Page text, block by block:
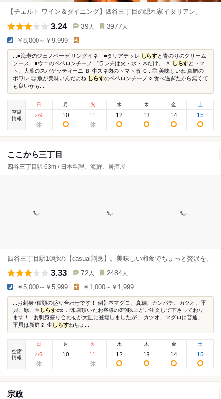
【チェルト ワイン＆ダイニング】四谷三丁目の隠れ家イタリアン。
3.24 39 人 3977 人
￥8,000～￥9,999 -
...■海老のジェノベーゼ リングイネ ■タリアテッレ しらすと青のりのクリーム
ソース ■ウニのペペロンチーノ...”ランチは火・水・木だけ。 Ａ
しらすとトマ
ト、大葉のスパゲッティーニ Ｂ 牛スネ肉のトマト煮 Ｃ...◎ 美味しいね 真鯛の
ポワレ ◎ 魚が美味いんだよね しらすのペペロンチーノ ○ 食べ過ぎたから無くて
も良いかも...
空席
情報
日
8/9
月
10
火
11
水
12
木
13
金
14
土
15
ここから三丁目
四谷三丁目駅 63m / 日本料理、海鮮、居酒屋
四谷三丁目駅10秒の【casual割烹】。美味しい和食でちょっと贅沢を。
3.33 72 人 2484 人
￥5,000～￥5,999 ￥1,000～￥1,999
...お刺身7種類の盛り合わせです！ 例】本マグロ、真鯛、カンパチ、カツオ、平
貝、鯵、生 しらすetc ご来店頂いたお客様の8割以上がご注文して下さっており
ます！...お刺身盛り合わせが大皿に登場しましたが、 カツオ、マグロは普通、
平貝は新鮮☺️ 生 しらすねちょ...
空席
情報
日
8/9
月
10
火
11
水
12
木
13
金
14
土
15
宗政